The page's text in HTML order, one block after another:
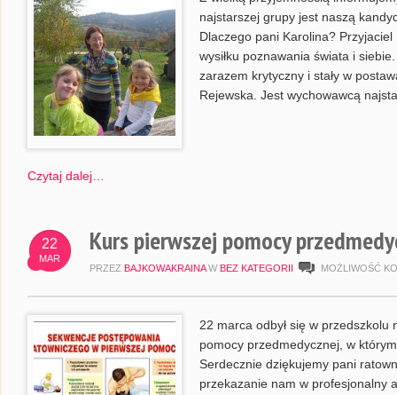
najstarszej grupy jest naszą
Dlaczego pani Karolina?
wysiłku poznawania świata i
zarazem krytyczny i stały w
Rejewska. Jest wychowawcą
Czytaj dalej…
22
MAR
Kurs pierwszej pomocy
PRZEZ BAJKOWAKRAINA W BEZ KATEGORII MOŻLIWOŚĆ
22 marca odbył się w
pomocy przedmedycznej, w
Serdecznie dziękujemy pani
przekazanie nam w profesjonalny